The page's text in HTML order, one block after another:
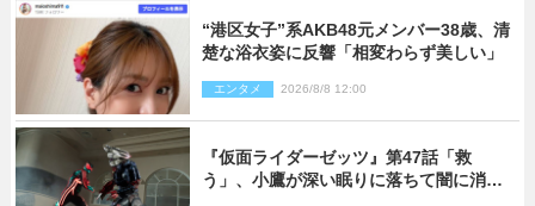
“港区女子”系AKB48元メンバー38歳、清
楚な浴衣姿に反響「相変わらず美しい」
エンタメ 2026/8/8 12:00
『仮面ライダーゼッツ』第47話「救
う」、小鷹が深い眠りに落ちて闇に消え